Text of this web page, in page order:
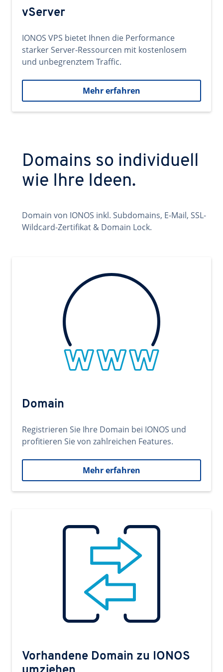
vServer
IONOS VPS bietet Ihnen die Performance
starker Server-Ressourcen mit kostenlosem
und unbegrenztem Traffic.
Mehr erfahren
Domains so individuell
wie Ihre Ideen.
Domain von IONOS inkl. Subdomains, E-Mail, SSL-
Wildcard-Zertifikat & Domain Lock.
Domain
Registrieren Sie Ihre Domain bei IONOS und
profitieren Sie von zahlreichen Features.
Mehr erfahren
Vorhandene Domain zu IONOS